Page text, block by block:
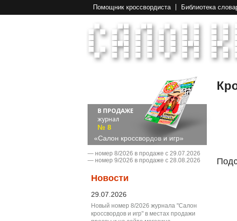
Помощник кроссвордиста Библиотека
В ПРОДАЖЕ
журнал
№ 8
«Салон кроссвордов и игр»
― номер 8/2026 в продаже с 29.07.2026
― номер 9/2026 в продаже с 28.08.2026
Новости
29.07.2026
Новый номер 8/2026 журнала "Салон
кроссвордов и игр" в местах продажи